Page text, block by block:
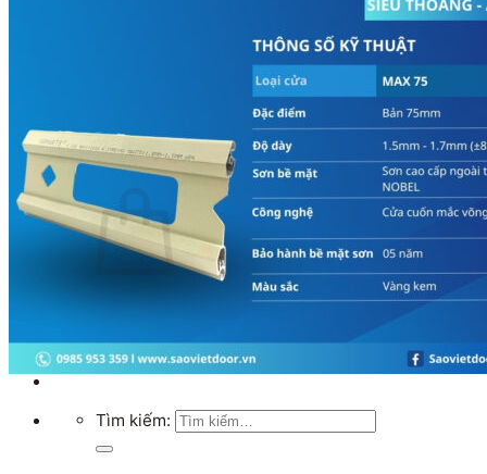
Nhà máy & Showroom
Tìm kiếm:
0 ₫
Chưa có sản phẩm trong giỏ hàng.
Quay trở lại cửa hàng
Tìm kiếm: